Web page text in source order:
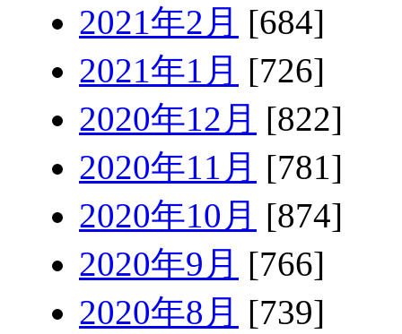
2021年2月 [684]
2021年1月 [726]
2020年12月 [822]
2020年11月 [781]
2020年10月 [874]
2020年9月 [766]
2020年8月 [739]